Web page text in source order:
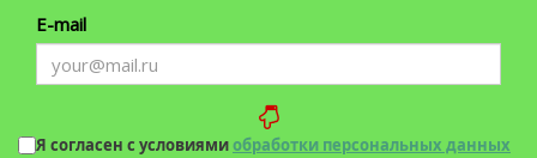
E-mail
Я согласен с условиямиобработки персональных данных